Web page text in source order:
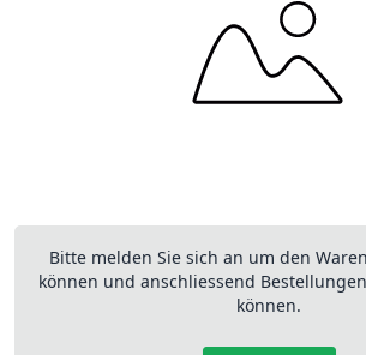
Bitte melden Sie sich an um den
können und anschliessend
können.